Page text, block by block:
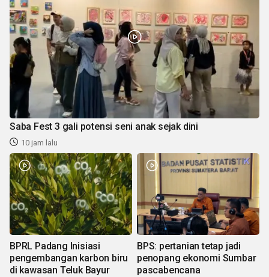
Saba Fest 3 gali potensi seni anak sejak dini
10 jam lalu
BPRL Padang Inisiasi
pengembangan karbon biru
di kawasan Teluk Bayur
BPS: pertanian tetap jadi
penopang ekonomi Sumbar
pascabencana